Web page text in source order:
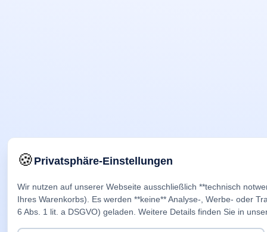
🍪Privatsphäre-Einstellungen
Wir nutzen auf unserer Webseite ausschließlich **technisch
Ihres Warenkorbs). Es werden **keine** Analyse-, Werbe- oder
6 Abs. 1 lit. a DSGVO) geladen. Weitere Details finden Sie in